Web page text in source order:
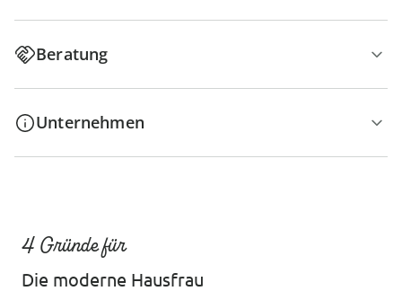
Beratung
Unternehmen
4 Gründe für
Die moderne Hausfrau